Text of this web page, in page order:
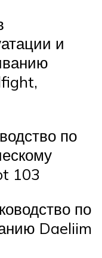
и
по
103
по
Daeliim